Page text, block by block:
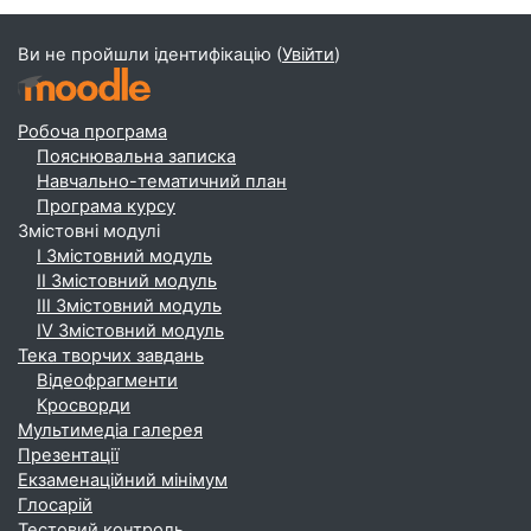
Ви не пройшли ідентифікацію (Увійти)
Робоча програма
Пояснювальна записка
Навчально-тематичний план
Програма курсу
Змістовні модулі
І Змістовний модуль
ІІ Змістовний модуль
ІІІ Змістовний модуль
ІV Змістовний модуль
Тека творчих завдань
Відеофрагменти
Кросворди
Мультимедіа галерея
Презентації
Екзаменаційний мінімум
Глосарій